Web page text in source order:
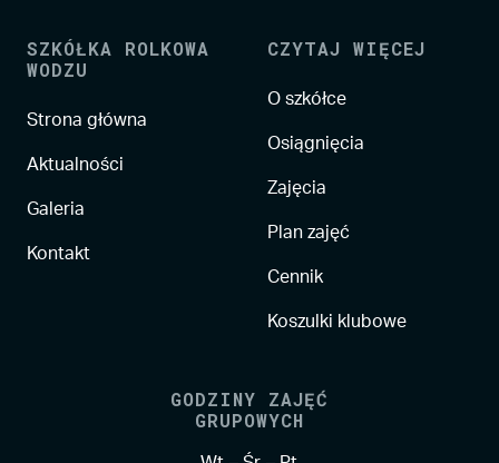
SZKÓŁKA ROLKOWA
WODZU
Strona główna
Aktualności
Galeria
Kontakt
CZYTAJ WIĘCEJ
O szkółce
Osiągnięcia
Zajęcia
Plan zajęć
Cennik
Koszulki klubowe
GODZINY ZAJĘĆ
GRUPOWYCH